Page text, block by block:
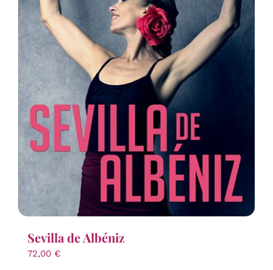
Sevilla de Albéniz
72,00 €